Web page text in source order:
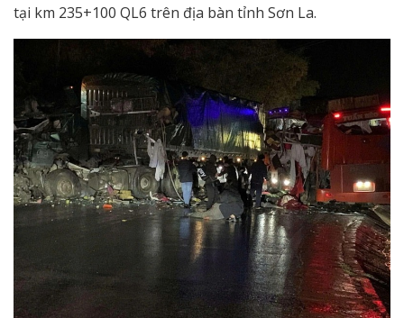
tại km 235+100 QL6 trên địa bàn tỉnh Sơn La.